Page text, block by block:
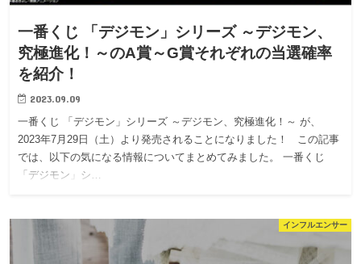
一番くじ 「デジモン」シリーズ ～デジモン、
究極進化！～のA賞～G賞それぞれの当選確率
を紹介！
2023.09.09
一番くじ 「デジモン」シリーズ ～デジモン、究極進化！～ が、
2023年7月29日（土）より発売されることになりました！ この記事
では、以下の気になる情報についてまとめてみました。 一番くじ
「デジモン」シ…
インフルエンサー